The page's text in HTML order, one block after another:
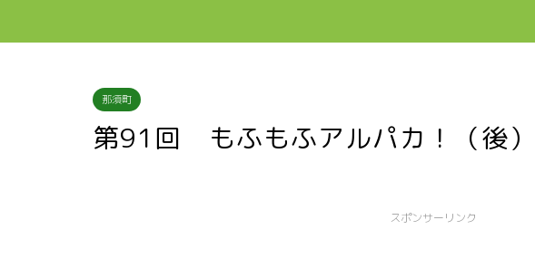
那須町
第91回 もふもふアルパカ！（後
スポンサーリンク